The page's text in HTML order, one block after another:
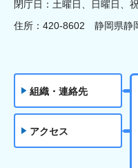
閉庁日：土曜日、日曜日、
住所：420-8602 静岡県静
組織・連絡先
アクセス